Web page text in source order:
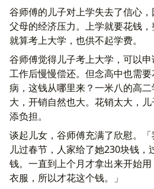
谷师傅的儿子对上学失去了信心
父母的经济压力。上学就要花钱，
就算考上大学，也供不起学费。
谷师傅觉得儿子考上大学，可以
工作后慢慢偿还。但念高中也需
病，这钱从哪里来？一米八的高
大，开销自然也大。花销太大，
添负担。
谈起儿女，谷师傅充满了欣慰。
儿过春节，人家给了她230块钱，
钱。一直到上个月才拿出来开始
衣服，所以才花这个钱。」